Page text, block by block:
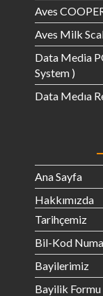
Aves
Aves Milk
Data Media
System )
Data Medıa
Ana Sayfa
Hakkımızda
Tarihçemiz
Bil-Kod
Bayilerimiz
Bayilik Formu